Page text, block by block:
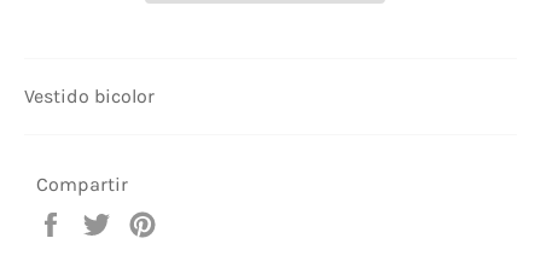
Vestido bicolor
Compartir
Compartir
Tuitear